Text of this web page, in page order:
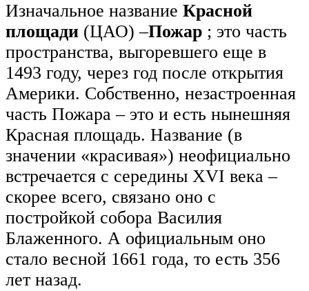
Изначальное название Красной
площади (ЦАО) –Пожар ; это часть
пространства, выгоревшего еще в
1493 году, через год после открытия
Америки. Собственно, незастроенная
часть Пожара – это и есть нынешняя
Красная площадь. Название (в
значении «красивая») неофициально
встречается с середины XVI века –
скорее всего, связано оно с
постройкой собора Василия
Блаженного. А официальным оно
стало весной 1661 года, то есть 356
лет назад.­